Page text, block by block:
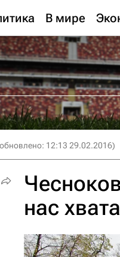
В мире
12:13 29.02.2016)
нас